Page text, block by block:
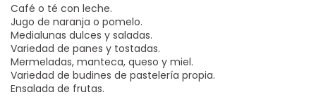
Café o té con leche.
Jugo de naranja o pomelo.
Medialunas dulces y saladas.
Variedad de panes y tostadas.
Mermeladas, manteca, queso y miel.
Variedad de budines de pastelería propia.
Ensalada de frutas.